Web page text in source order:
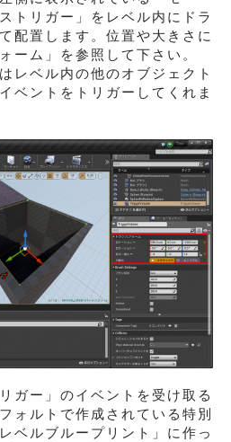
トリガー」をレベル内にドラ
配置します。位置や大きさに
ーム」を参照して下さい。
レベル内の他のオブジェクト
ベントをトリガーしてくれま
ガー」のイベントを受け取る
ォルトで作成されている特別
ベルブループリント」に作っ